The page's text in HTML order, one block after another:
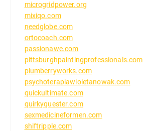
microgridpower.org
mixiqo.com
needglobe.com
ortocoach.com
passionawe.com
pittsburghpaintingprofessionals.com
plumberryworks.com
psychoterapiawioletanowak.com
quickultimate.com
quirkyquester.com
sexmedicineformen.com
shiftripple.com